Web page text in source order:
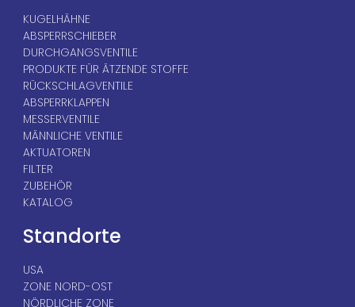
KUGELHÄHNE
ABSPERRSCHIEBER
DURCHGANGSVENTILE
PRODUKTE FÜR ÄTZENDE STOFFE
RÜCKSCHLAGVENTILE
ABSPERRKLAPPEN
MESSERVENTILE
MÄNNLICHE VENTILE
AKTUATOREN
FILTER
ZUBEHÖR
KATALOG
Standorte
USA
ZONE NORD-OST
NÖRDLICHE ZONE